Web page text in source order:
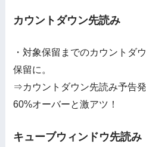
カウントダウン先読み
・対象保留までのカウントダ
保留に。
⇒カウントダウン先読み予告
60%オーバーと激アツ！
キューブウィンドウ先読み